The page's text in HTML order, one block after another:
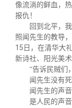
像流淌的鲜血，
报仇！
回到北平，
照闻先生的教导
15日，在清华大
新诗社、阳光美
“告诉民贼们，
闻先生没有死
闻先生的声音
是人民的声音